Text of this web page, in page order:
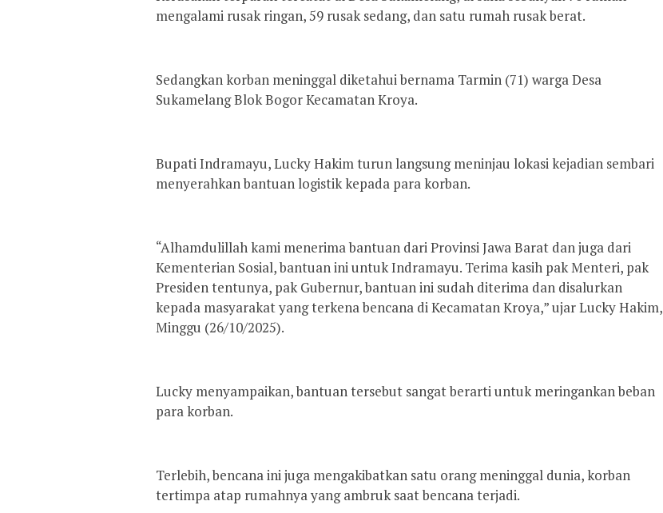
mengalami rusak ringan, 59 rusak sedang, dan satu rumah rusak berat.
Sedangkan korban meninggal diketahui bernama Tarmin (71) warga Desa
Sukamelang Blok Bogor Kecamatan Kroya.
Bupati Indramayu, Lucky Hakim turun langsung meninjau lokasi kejadian sembari
menyerahkan bantuan logistik kepada para korban.
“Alhamdulillah kami menerima bantuan dari Provinsi Jawa Barat dan juga dari
Kementerian Sosial, bantuan ini untuk Indramayu. Terima kasih pak Menteri, pak
Presiden tentunya, pak Gubernur, bantuan ini sudah diterima dan disalurkan
kepada masyarakat yang terkena bencana di Kecamatan Kroya,” ujar Lucky Hakim,
Minggu (26/10/2025).
Lucky menyampaikan, bantuan tersebut sangat berarti untuk meringankan beban
para korban.
Terlebih, bencana ini juga mengakibatkan satu orang meninggal dunia, korban
tertimpa atap rumahnya yang ambruk saat bencana terjadi.